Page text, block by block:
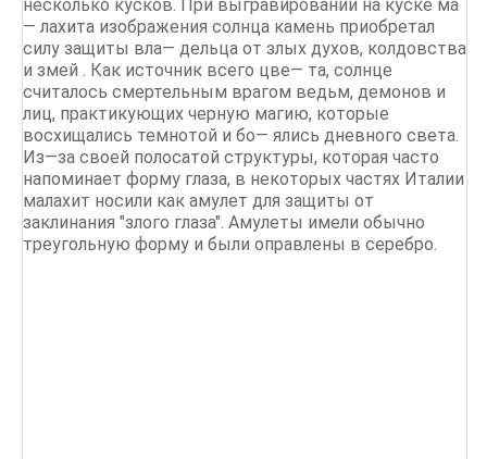
несколько кусков. При выгравировании на куске ма
— лахита изображения солнца камень приобретал
силу защиты вла— дельца от злых духов, колдовства
и змей . Как источник всего цве— та, солнце
считалось смертельным врагом ведьм, демонов и
лиц, практикующих черную магию, которые
восхищались темнотой и бо— ялись дневного света.
Из—за своей полосатой структуры, которая часто
напоминает форму глаза, в некоторых частях Италии
малахит носили как амулет для защиты от
заклинания "злого глаза". Амулеты имели обычно
треугольную форму и были оправлены в серебро.